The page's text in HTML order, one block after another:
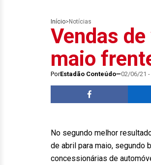
Início> Notícias
Vendas
maio
PorEstadão Conteúdo 02/06/21 -
No segundo melhor
de abril para maio, segundo
concessionárias de